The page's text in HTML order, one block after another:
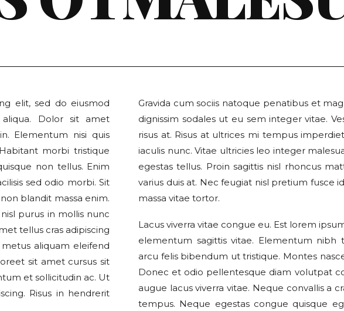
elit, sed do eiusmod
Dolor sit amet
Elementum nisi quis
morbi tristique
non tellus. Enim
sed odio morbi. Sit
blandit massa enim.
purus in mollis nunc
tellus cras adipiscing
aliquam eleifend
sit amet cursus sit
et sollicitudin ac. Ut
Risus in hendrerit
Gravida cum sociis natoque penatibus et
dignissim sodales ut eu sem integer vitae.
risus at. Risus at ultrices mi tempus
iaculis nunc. Vitae ultricies leo integer
egestas tellus. Proin sagittis nisl rhoncus
varius duis at. Nec feugiat nisl pretium fusce
massa vitae tortor.
Lacus viverra vitae congue eu. Est lorem
elementum sagittis vitae. Elementum nibh
arcu felis bibendum ut tristique. Montes
Donec et odio pellentesque diam volutpat
augue lacus viverra vitae. Neque convallis a
tempus. Neque egestas congue quisque